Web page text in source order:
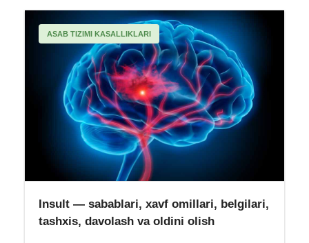
ASAB TIZIMI KASALLIKLARI
Insult — sabablari, xavf omillari, belgilari,
tashxis, davolash va oldini olish